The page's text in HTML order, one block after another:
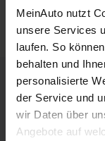
MeinAuto nutzt
unsere Services
laufen. So
behalten und
personalisierte
der Service und
wir Daten über
Angebote auf
Deine Vorteile